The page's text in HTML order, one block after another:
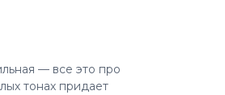
— все это про
тонах придает